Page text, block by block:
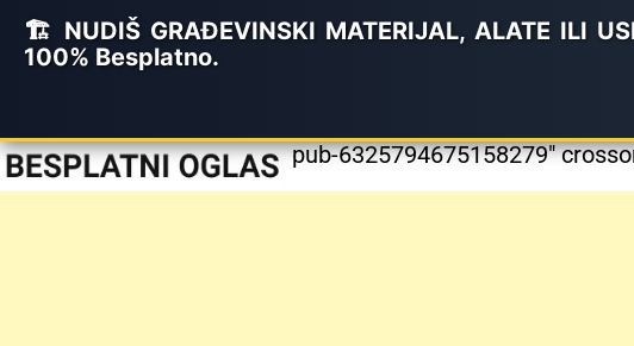
🏗️ NUDIŠ GRAĐEVINSKI MATERIJAL, ALATE ILI
100% Besplatno.
pub-6325794675158279"